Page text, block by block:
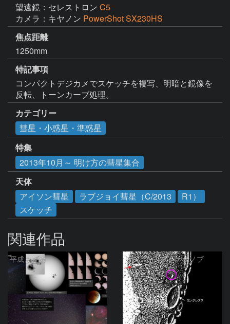
望遠鏡：セレストロン C5
カメラ：キヤノン PowerShot SX230HS
焦点距離
1250mm
特記事項
コンパクトデジカメでスケッチを複写、明暗と鏡像を
反転、トーンカーブ処理。
カテゴリー
彗星・小惑星・準惑星
特集
2013年10月～ 明け方の彗星集合
天体
アイソン彗星
ラブジョイ彗星（C/2013
R1）
スケッチ
関連作品
平成まとめ ラングレヌスとナオノブ